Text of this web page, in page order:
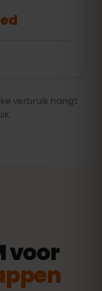
verbruik hangt
voor